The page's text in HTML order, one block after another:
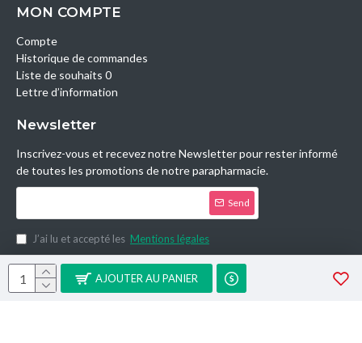
AJOUTER AU PANIER
MON COMPTE
Compte
Historique de commandes
Liste de souhaits 0
Lettre d’information
Newsletter
Inscrivez-vous et recevez notre Newsletter pour rester informé
de toutes les promotions de notre parapharmacie.
Send
J’ai lu et accepté les Mentions légales
Copyright © 2014, Parashop.tn, All Rights Reserved.